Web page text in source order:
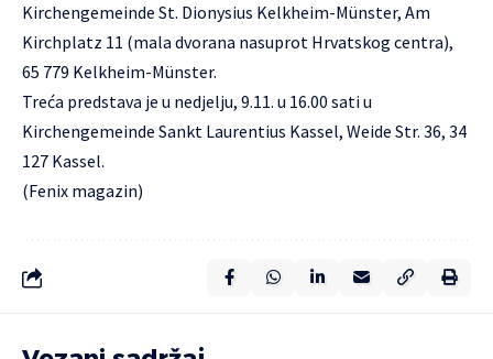
Kirchengemeinde St. Dionysius Kelkheim-Münster, Am
Kirchplatz 11 (mala dvorana nasuprot Hrvatskog centra),
65 779 Kelkheim-Münster.
Treća predstava je u nedjelju, 9.11. u 16.00 sati u
Kirchengemeinde Sankt Laurentius Kassel, Weide Str. 36, 34
127 Kassel.
(Fenix magazin)